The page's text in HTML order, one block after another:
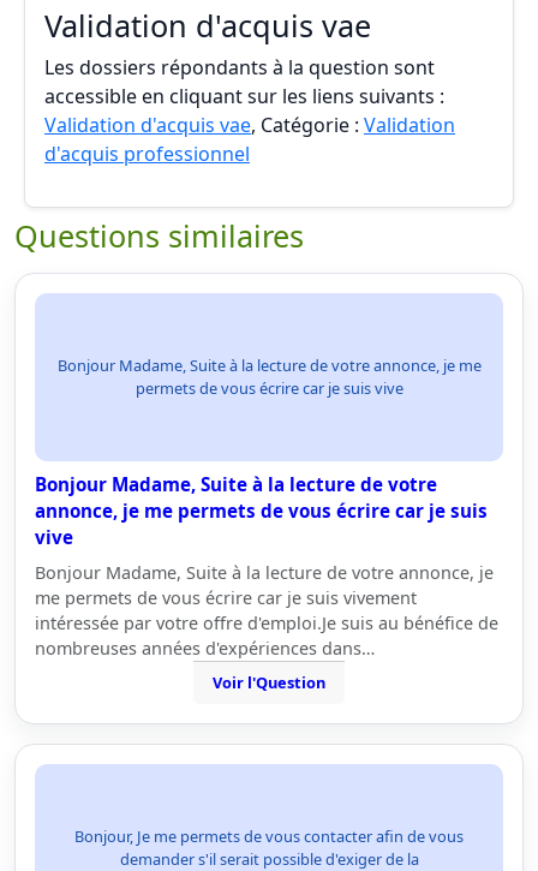
Validation d'acquis vae
Les dossiers répondants à la question sont
accessible en cliquant sur les liens suivants :
Validation d'acquis vae, Catégorie : Validation
d'acquis professionnel
Questions similaires
Bonjour Madame, Suite à la lecture de votre annonce, je me
permets de vous écrire car je suis vive
Bonjour Madame, Suite à la lecture de votre
annonce, je me permets de vous écrire car je suis
vive
Bonjour Madame, Suite à la lecture de votre annonce, je
me permets de vous écrire car je suis vivement
intéressée par votre offre d'emploi.Je suis au bénéfice de
nombreuses années d'expériences dans…
Voir l'Question
Bonjour, Je me permets de vous contacter afin de vous
demander s'il serait possible d'exiger de la